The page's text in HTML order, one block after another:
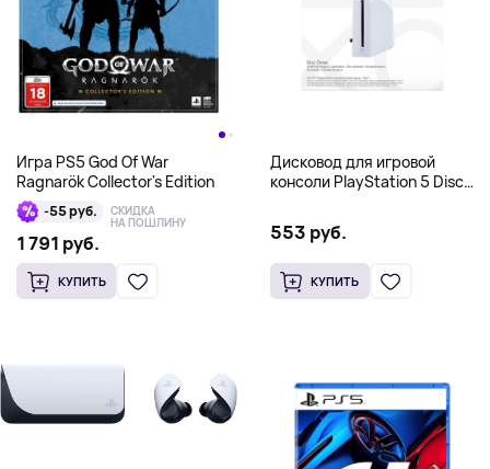
Игра PS5 God Of War
Ragnarök Collector's Edition
-55 руб. СКИДКА
НА ПОШЛИНУ
1 791 руб.
КУПИТЬ
Дисковод для игровой
консоли PlayStation 5 Disc
553 руб.
КУПИТЬ